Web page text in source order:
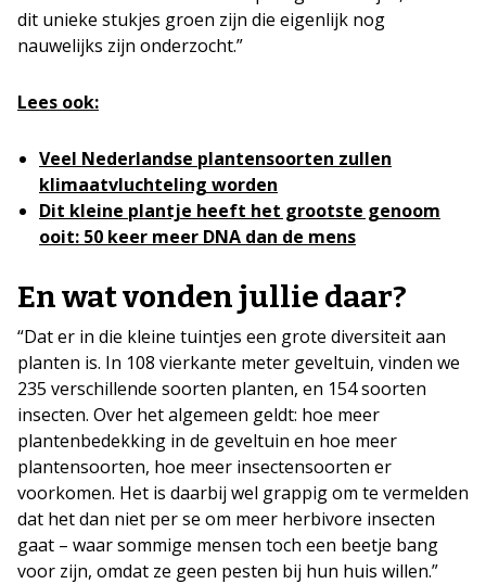
dit unieke stukjes groen zijn die eigenlijk nog
nauwelijks zijn onderzocht.”
Lees ook:
Veel Nederlandse plantensoorten zullen
klimaatvluchteling worden
Dit kleine plantje heeft het grootste genoom
ooit: 50 keer meer DNA dan de mens
En wat vonden jullie daar?
“Dat er in die kleine tuintjes een grote diversiteit aan
planten is. In 108 vierkante meter geveltuin, vinden we
235 verschillende soorten planten, en 154 soorten
insecten. Over het algemeen geldt: hoe meer
plantenbedekking in de geveltuin en hoe meer
plantensoorten, hoe meer insectensoorten er
voorkomen. Het is daarbij wel grappig om te vermelden
dat het dan niet per se om meer herbivore insecten
gaat – waar sommige mensen toch een beetje bang
voor zijn, omdat ze geen pesten bij hun huis willen.”